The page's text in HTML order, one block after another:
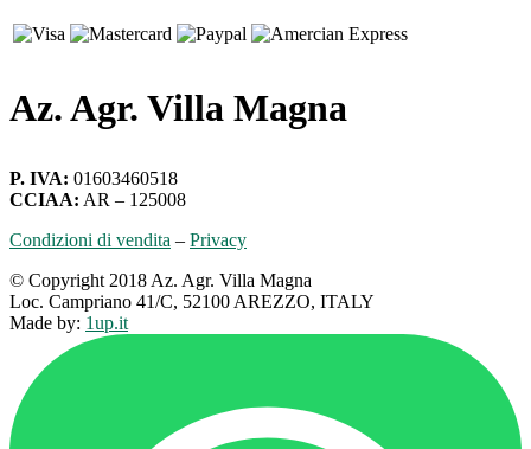
Az. Agr. Villa Magna
P. IVA: 01603460518
CCIAA: AR – 125008
Condizioni di vendita – Privacy
© Copyright 2018 Az. Agr. Villa Magna
Loc. Campriano 41/C, 52100 AREZZO, ITALY
Made by: 1up.it